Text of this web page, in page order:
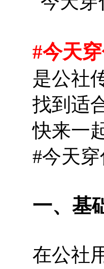
#今天
是公社
找到适
快来一
#今天
一、基
在公社